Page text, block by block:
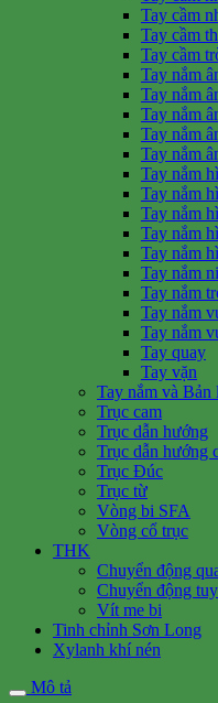
Tay cầm
Tay cầm
Tay cầm
Tay nắm
Tay nắm
Tay nắm
Tay nắm
Tay nắm
Tay nắm
Tay nắm
Tay nắm
Tay nắm
Tay nắm
Tay nắm
Tay nắm
Tay nắm
Tay nắm
Tay quay
Tay vặn
Tay nắm và Bản
Trục cam
Trục dẫn hướng
Trục dẫn hướng
Trục Đúc
Trục từ
Vòng bi SFA
Vòng cổ trục
THK
Chuyển động
Chuyển động
Vít me bi
Tinh chỉnh Sơn Long
Xylanh khí nén
Mô tả